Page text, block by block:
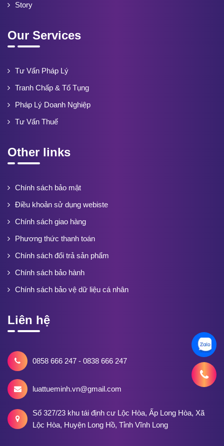
Story
Our Services
Tư Vấn Pháp Lý
Tranh Chấp & Tố Tụng
Pháp Lý Doanh Nghiệp
Tư Vấn Thuế
Other links
Chính sách bảo mật
Điều khoản sử dụng webiste
Chính sách giao hàng
Phương thức thanh toán
Chính sách đổi trả sản phẩm
Chính sách bảo hành
Chính sách bảo vệ dữ liệu cá nhân
Liên hệ
0858 666 247 - 0838 666 247
luattueminh.vn@gmail.com
Số 327/23 khu tái định cư Lộc Hòa, Ấp Long Hòa, Xã
Lộc Hòa, Huyện Long Hồ, Tỉnh Vĩnh Long